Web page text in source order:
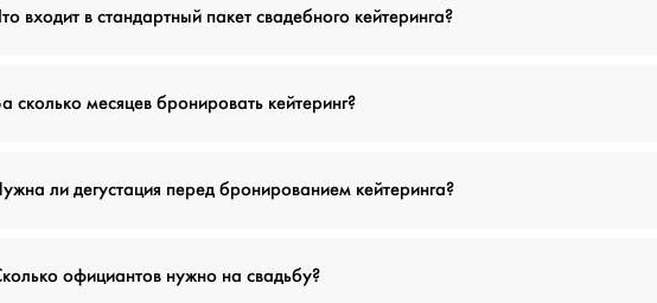
входит в стандартный пакет свадебного кейтеринга?
сколько месяцев бронировать кейтеринг?
ли дегустация перед бронированием кейтеринга?
официантов нужно на свадьбу?